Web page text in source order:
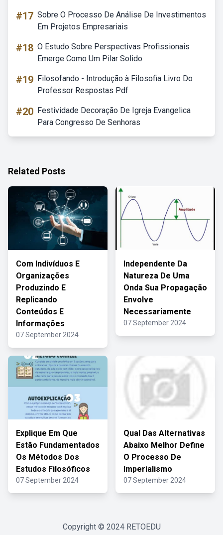
#17 Sobre O Processo De Análise De Investimentos
Em Projetos Empresariais
#18 O Estudo Sobre Perspectivas Profissionais
Emerge Como Um Pilar Solido
#19 Filosofando - Introdução à Filosofia Livro Do
Professor Respostas Pdf
#20 Festividade Decoração De Igreja Evangelica
Para Congresso De Senhoras
Related Posts
Com Indivíduos E
Organizações
Produzindo E
Replicando
Conteúdos E
Informações
07 September 2024
Independente Da
Natureza De Uma
Onda Sua Propagação
Envolve
Necessariamente
07 September 2024
Explique Em Que
Estão Fundamentados
Os Métodos Dos
Estudos Filosóficos
07 September 2024
Qual Das Alternativas
Abaixo Melhor Define
O Processo De
Imperialismo
07 September 2024
Copyright © 2024 RETOEDU